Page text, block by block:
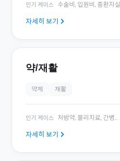
인기 케이스 수술비, 입원비, 중환자실
자세히 보기
약/재활
약제 재활
인기 케이스 처방약, 물리치료, 간병...
자세히 보기